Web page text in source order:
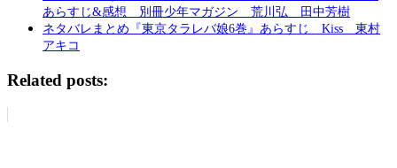
あらすじ&感想 別冊少年マガジン 荒川弘 田中芳樹
ネタバレまとめ『東京タラレバ娘6巻』あらすじ Kiss 東村
アキコ
Related posts: